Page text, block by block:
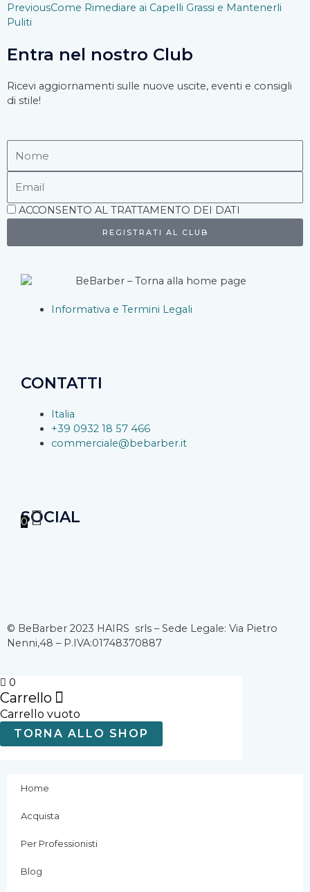
Precedente
PreviousCome Rimediare ai Capelli Grassi e Mantenerli
Puliti
Entra nel nostro Club
Ricevi aggiornamenti sulle nuove uscite, eventi e consigli
di stile!
Accettazione
ACCONSENTO AL TRATTAMENTO DEI DATI
REGISTRATI AL CLUB
Informativa e Termini Legali
CONTATTI
Italia
+39 0932 18 57 466
commerciale@bebarber.it
SOCIAL
c
e
b
o
k
-
f
s
g
m
u
b
0
© BeBarber 2023 HAIRS srls – Sede Legale: Via Pietro
Nenni,48 – P.IVA:01748370887
0
Carrello
Carrello vuoto
TORNA ALLO SHOP
Home
Acquista
Per Professionisti
Blog